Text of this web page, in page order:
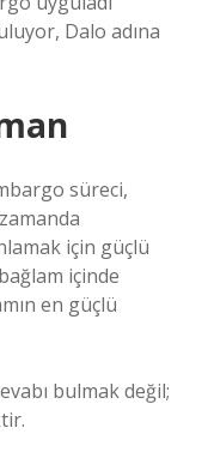
Dalo adına
süreci,
için güçlü
içinde
en güçlü
bulmak değil;